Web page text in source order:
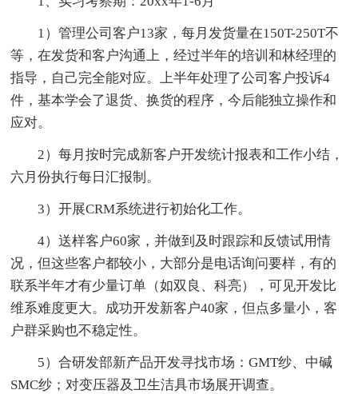
1）管理公司客户13家，每月发货量在150T-250T不
等，在发货和客户沟通上，经过半年的培训和林经理的
指导，自己完全能对应。上半年处理了公司客户投诉4
件，基本学会了退货、换货的程序，今后能独立操作和
应对。
2）每月按时完成新客户开发统计报表和工作小结，
六月份执行每日汇报制。
3）开展CRM系统进行初始化工作。
4）送样客户60家，并做到及时跟踪和反馈试用情
况，但这些客户都较小，大部分是电话询问要样，有的
联系半年才有少量订单（如双良、科亮），可见开发比
维系难度更大。成功开发新客户40家，但点多量小，客
户群采购也不稳定性。
5）合研发部新产品开发寻找市场：GMT纱、中碱
SMC纱；对变压器及卫生洁具市场展开调查。